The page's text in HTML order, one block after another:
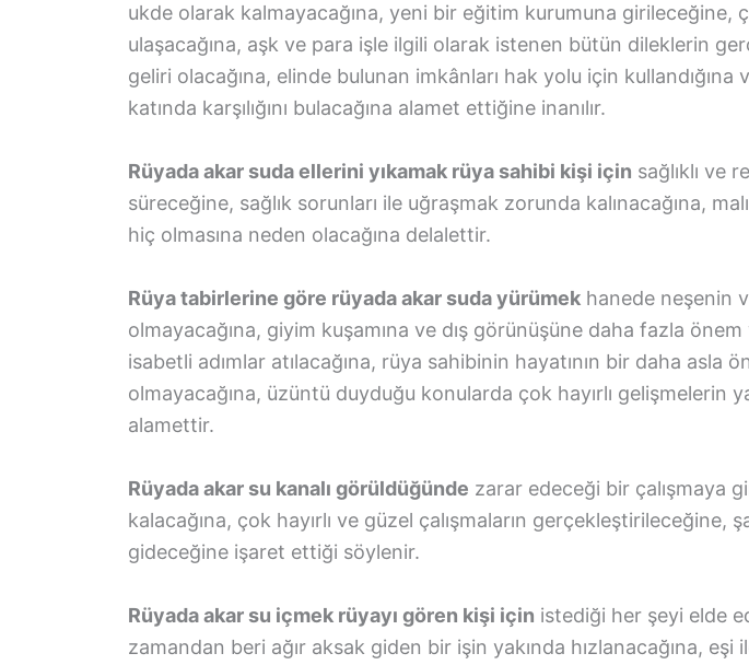
ukde olarak kalmayacağına, yeni bir eğitim kurumuna girileceğine,
ulaşacağına, aşk ve para işle ilgili olarak istenen bütün dileklerin
geliri olacağına, elinde bulunan imkânları hak yolu için kullandığına
katında karşılığını bulacağına alamet ettiğine inanılır.
Rüyada akar suda ellerini yıkamak rüya sahibi kişi için sağlıklı ve
süreceğine, sağlık sorunları ile uğraşmak zorunda kalınacağına,
hiç olmasına neden olacağına delalettir.
Rüya tabirlerine göre rüyada akar suda yürümek hanede neşenin
olmayacağına, giyim kuşamına ve dış görünüşüne daha fazla
isabetli adımlar atılacağına, rüya sahibinin hayatının bir daha asla
olmayacağına, üzüntü duyduğu konularda çok hayırlı gelişmelerin
alamettir.
Rüyada akar su kanalı görüldüğünde zarar edeceği bir çalışmaya
kalacağına, çok hayırlı ve güzel çalışmaların gerçekleştirileceğine,
gideceğine işaret ettiği söylenir.
Rüyada akar su içmek rüyayı gören kişi için istediği her şeyi elde
zamandan beri ağır aksak giden bir işin yakında hızlanacağına, eşi